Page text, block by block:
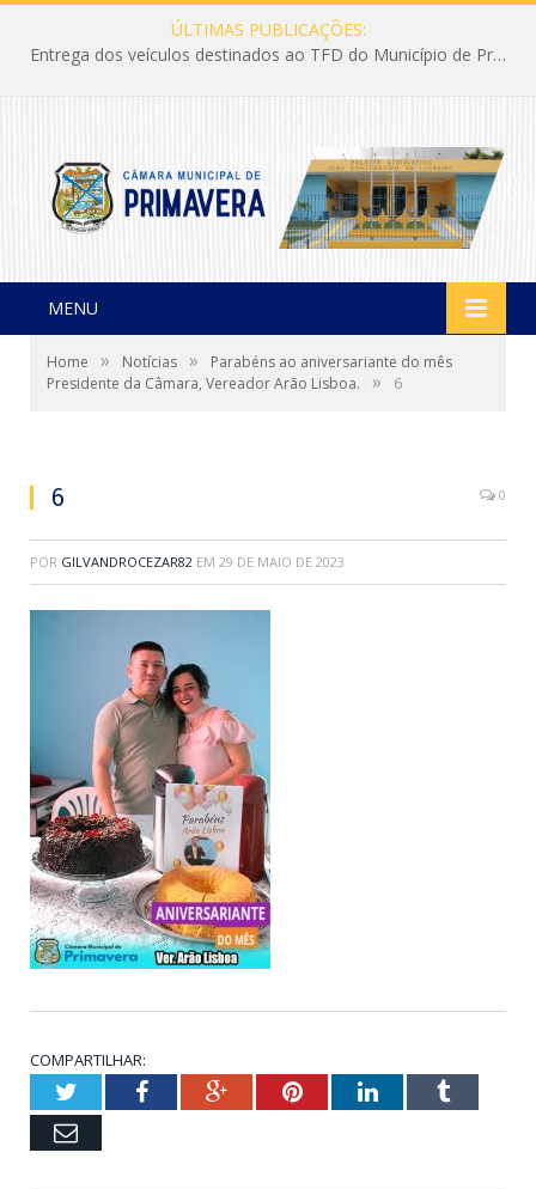
ÚLTIMAS PUBLICAÇÕES:
Entrega dos veículos destinados ao TFD do Município de Primavera
MENU
Home » Notícias »
Parabéns ao aniversariante do mês
Presidente da Câmara, Vereador Arão Lisboa.
» 6
6 0
POR GILVANDROCEZAR82 EM 29 DE MAIO DE 2023
COMPARTILHAR:
TwitterFacebookGoogle+PinterestLinkedInTumblr
Email